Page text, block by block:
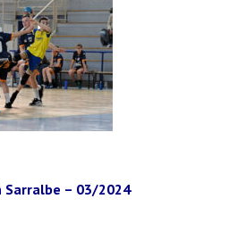
Sarralbe – 03/2024